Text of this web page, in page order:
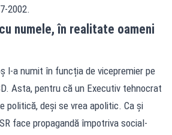
2002.
numele, în realitate oameni
l-a numit în funcția de vicepremier pe
Asta, pentru că un Executiv tehnocrat
politică, deși se vrea apolitic. Ca și
face propagandă împotriva social-